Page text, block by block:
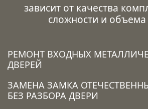
зависит от качества
сложности и
РЕМОНТ ВХОДНЫХ
ДВЕРЕЙ
ЗАМЕНА ЗАМКА
БЕЗ РАЗБОРА ДВЕРИ